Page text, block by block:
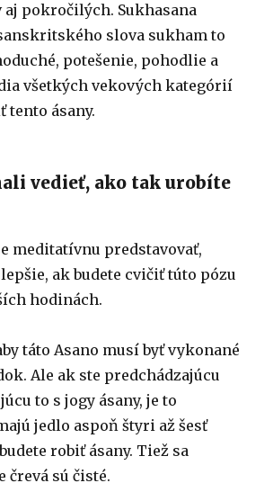
pokročilých. Sukhasana
slova sukham to
potešenie, pohodlie a
všetkých vekových kategórií
tento ásany.
vedieť, ako tak urobíte
meditatívnu predstavovať,
ak budete cvičiť túto pózu
hodinách.
táto Asano musí byť vykonané
Ale ak ste predchádzajúcu
to s jogy ásany, je to
jedlo aspoň štyri až šesť
robiť ásany. Tiež sa
črevá sú čisté.